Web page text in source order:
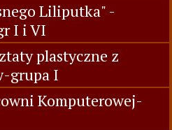
Liliputka" -
I i VI
plastyczne z
grupa I
Komputerowej-